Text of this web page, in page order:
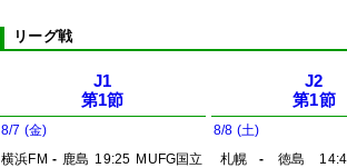
リーグ戦
J1
第1節
8/7 (金)
横浜FM - 鹿島 19:25 MUFG国立
J2
第1節
8/8 (土)
札幌
- 徳島